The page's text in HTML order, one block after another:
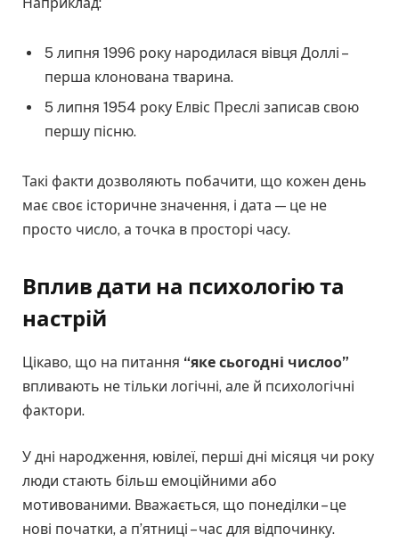
Наприклад:
5 липня 1996 року народилася вівця Доллі –
перша клонована тварина.
5 липня 1954 року Елвіс Преслі записав свою
першу пісню.
Такі факти дозволяють побачити, що кожен день
має своє історичне значення, і дата — це не
просто число, а точка в просторі часу.
Вплив дати на психологію та
настрій
Цікаво, що на питання “яке сьогодні числоо”
впливають не тільки логічні, але й психологічні
фактори.
У дні народження, ювілеї, перші дні місяця чи року
люди стають більш емоційними або
мотивованими. Вважається, що понеділки – це
нові початки, а п’ятниці – час для відпочинку.